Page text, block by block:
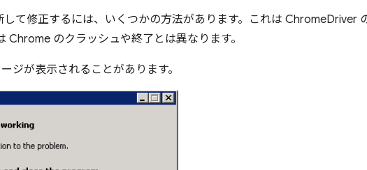
て修正するには、いくつかの方法があります。これは ChromeDriver
Chrome のクラッシュや終了とは異なります。
ジが表示されることがあります。